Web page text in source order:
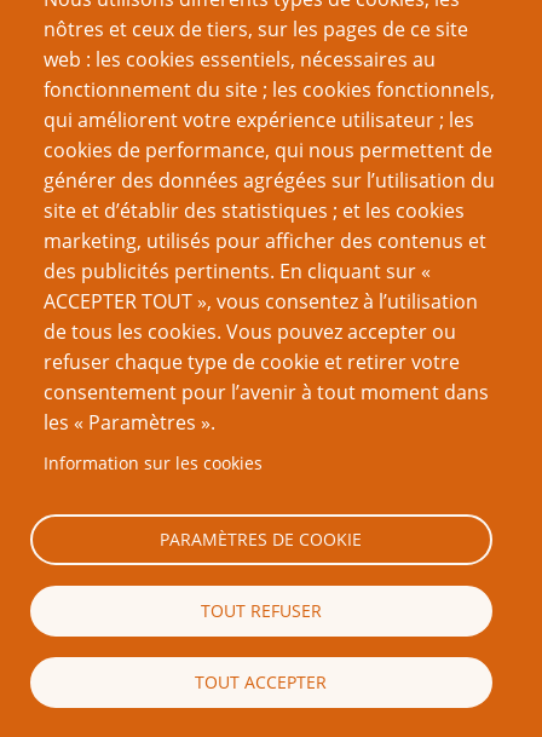
il y a plein de romans dans la série desDuction
- ça parle de taupes. Et j'ai pensé que ça ferait
un JdR formidable. J'avais bien sûr entendu
parler deBunnies & Burrows, mais je trouvais
que [l'adaptation des romans] avait été faite
tout de travers.
Cependant, il s'est trouvé que j'étais en
vacances au Wyoming et que j'ai visité the
Devil's Tower, ou il y a une grande ville de
chiens de prairie. J'ai tout de suite pensé que
les chiens de prairie avait une société bien
plus intéressante que les taupes - qui sont
surtout solitaires. Cela donnerait donc un
vivent en "villes", ont des familles - appelées
ont des sentinelles ; ils font pousser leur
propre nourriture (guérisseurs) ; ils vivent à
côté des bisons, et ainsi de suite. Et ils
jappent - jappement, décidai-je, qui aurait des
pouvoirs magiques.
j'ai juste extrapolé, et ça a grandi à partir de
nôtres et ceux de tiers, sur les pages de ce site
web : les cookies essentiels, nécessaires au
fonctionnement du site ; les cookies fonctionnels,
qui améliorent votre expérience utilisateur ; les
cookies de performance, qui nous permettent de
générer des données agrégées sur l’utilisation du
site et d’établir des statistiques ; et les cookies
marketing, utilisés pour afficher des contenus et
des publicités pertinents. En cliquant sur «
ACCEPTER TOUT », vous consentez à l’utilisation
de tous les cookies. Vous pouvez accepter ou
refuser chaque type de cookie et retirer votre
consentement pour l’avenir à tout moment dans
les « Paramètres ».
Information sur les cookies
PARAMÈTRES DE COOKIE
TOUT REFUSER
TOUT ACCEPTER